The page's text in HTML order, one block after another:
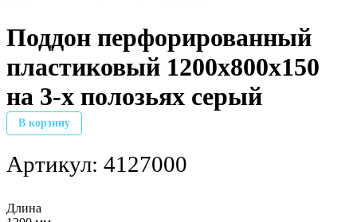
Поддон перфорированный
пластиковый 1200х800х150
на 3-х полозьях серый
В корзину
Артикул: 4127000
Длина